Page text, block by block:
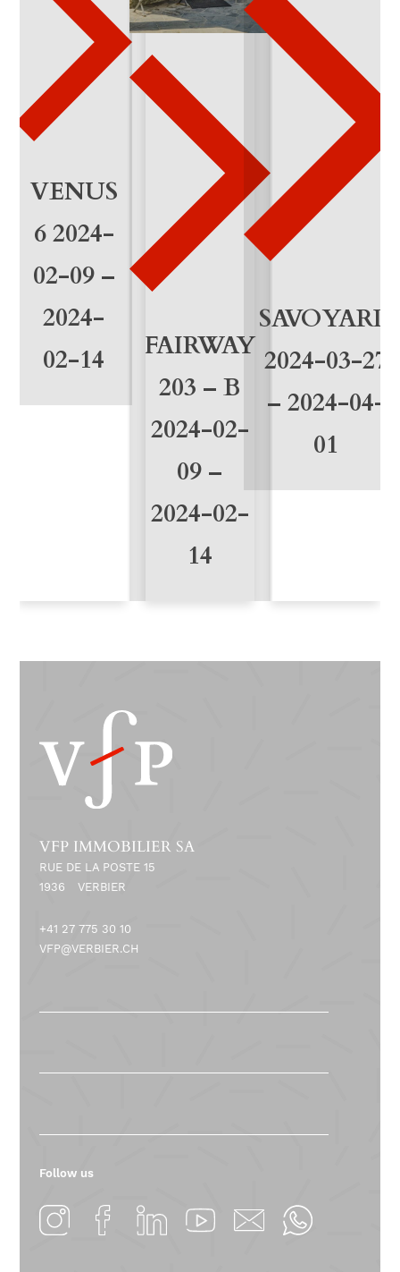
n
VENUS
6 2024-
02-09 –
2024-
02-14
FAIRWAY
203 – B
2024-02-
09 –
2024-02-
14
SAVOYARD
2024-03-27
– 2024-04-
01
VFP IMMOBILIER SA
RUE DE LA POSTE 15
1936
VERBIER
+41 27 775 30 10
VFP@VERBIER.CH
Follow us